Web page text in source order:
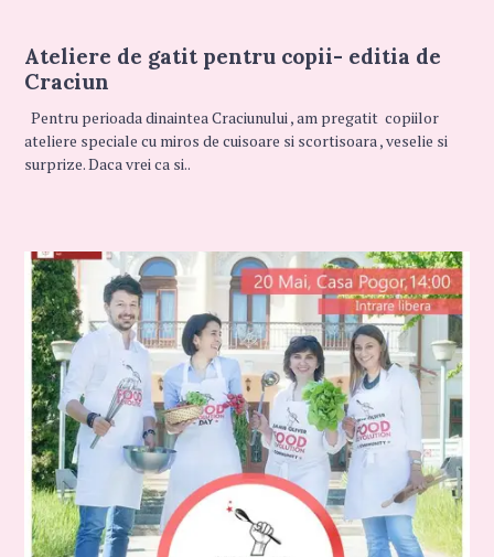
Ateliere de gatit pentru copii- editia de
Craciun
Pentru perioada dinaintea Craciunului , am pregatit copiilor
ateliere speciale cu miros de cuisoare si scortisoara , veselie si
surprize. Daca vrei ca si..